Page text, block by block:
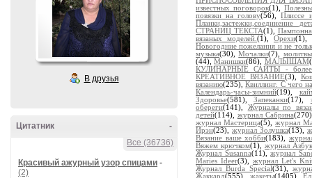
В друзья
-
Цитатник
Все (36736)
Красивый ажурный узор спицами -
(2)
известных поговорок(1),
повязки на голову(56),Плиссе
Планки,застежки,соединение
СТРАНИЦ ТЕКСТА(1),
вязаных моделей. (1), Орехи(1),
Новогодние пожелания и не
музыка(30),Мочалки(7), молитвы
(44),Манишки(86), МАЛЫШАМ
КУЛИНАРНЫЕ САЙТЫ - более
КРЕАТИВНОЕ ВЯЗАНИЕ(3),
вязанию(235),Квиллинг. С чего
Календарь-часы-зимний(19),
Здоровье(581),Запеканки(17),
обереги(141), Журналы по
детей(114), журнал Сабрина
журнал Мастерица(5),журнал
Ирэн(23), журнал Золушка(13),
Вязание ваше хобби(183),
Вяжем крючком(1), журнал
Журнал Susanna(11),журнал
Maries Ideer(3),журнал Let's
Журнал Burda Special(31),
Жаккард(555), жакеты(1405),